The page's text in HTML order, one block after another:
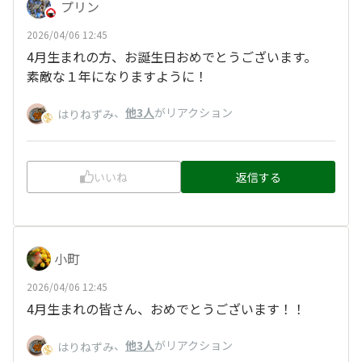
プリン
2026/04/06 12:45
4月生まれの方、お誕生日おめでとうございます。
素敵な１年になりますように！
はりねずみ、 他3人がリアクション
いいね 返信する
小町
2026/04/06 12:45
4月生まれの皆さん、おめでとうございます！！
はりねずみ、 他3人がリアクション